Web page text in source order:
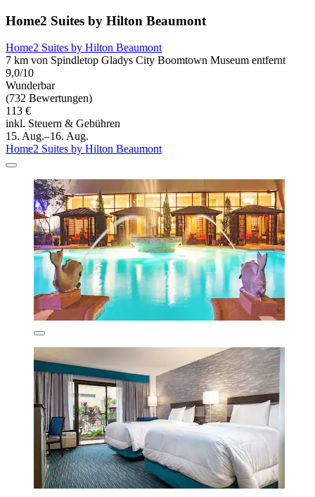
Home2 Suites by Hilton Beaumont
Home2 Suites by Hilton Beaumont
7 km von Spindletop Gladys City Boomtown Museum entfernt
9,0/10
Wunderbar
(732 Bewertungen)
113 €
inkl. Steuern & Gebühren
15. Aug.–16. Aug.
Home2 Suites by Hilton Beaumont